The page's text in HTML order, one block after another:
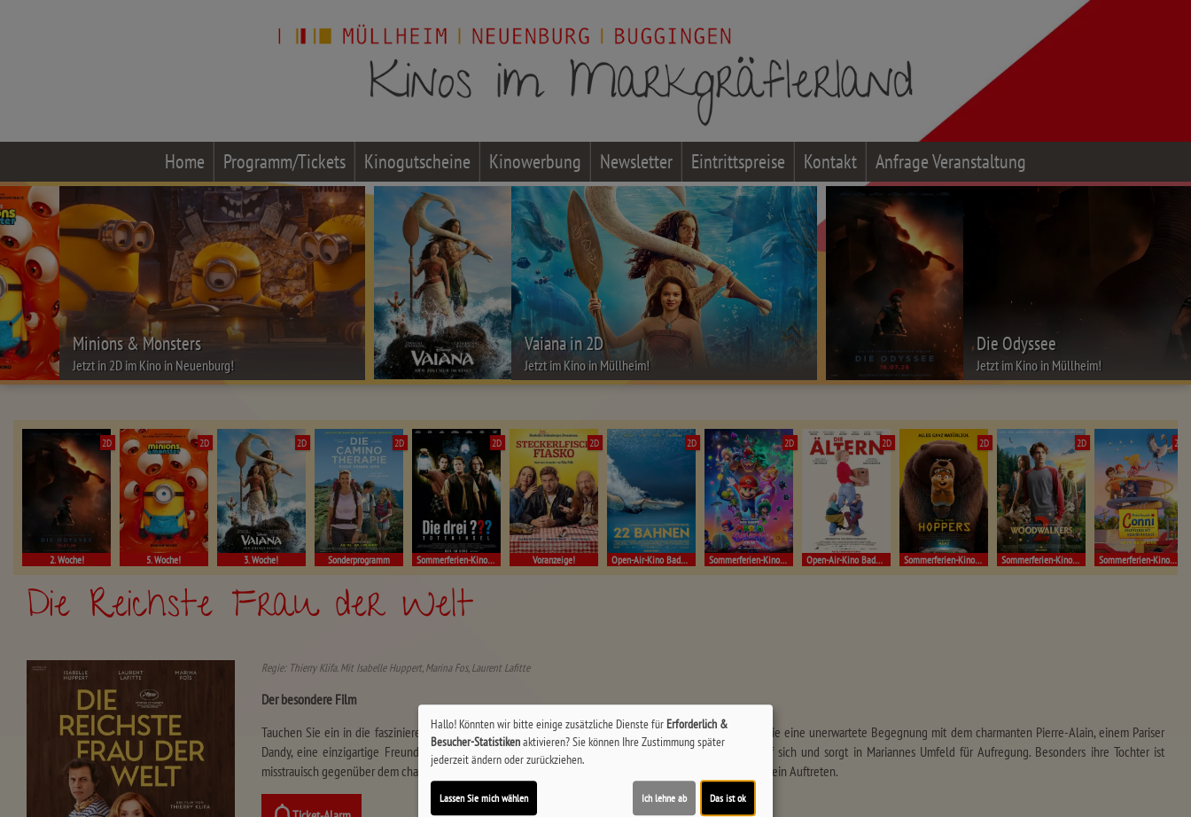
Home Programm/Tickets Kinogutscheine Kinowerbung Newsletter Eintrittspreise Kontakt Anfrage Veranstaltung
Minions & Monsters
Jetzt in 2D im Kino in Neuenburg!
Vaiana in 2D
Jetzt im Kino in Müllheim!
Die Odyssee
Jetzt im Kino in Müllheim!
2D
2. Woche!
2D
5. Woche!
2D
3. Woche!
2D
Sonderprogramm
2D
Sommerferien-Kino Müllheim
2D
Voranzeige!
2D
Open-Air-Kino Badenweiler!
2D
Sommerferien-Kino Müllheim
2D
Open-Air-Kino Badenweiler!
2D
Sommerferien-Kino Müllheim
2D
Sommerferien-Kino Müllheim
2D
Sommerferien-Kino Müllheim
Die Reichste Frau der Welt
Regie: Thierry Klifa. Mit Isabelle Huppert, Marina Fos, Laurent Lafitte
Der besondere Film
Tauchen Sie ein in die faszinierende Welt von Marianne, der reichsten Frau der Welt, und erleben Sie, wie eine unerwartete Begegnung mit dem charmanten Pierre-Alain, einem Pariser
Dandy, eine einzigartige Freundschaft entfacht. Diese Verbindung zieht Bewunderung und Irritation auf sich und sorgt in Mariannes Umfeld für Aufregung. Besonders ihre Tochter ist
misstrauisch gegenüber dem charismatischen Begleiter, dessen Leidenschaft für Geld ebenso groß ist wie sein Auftreten.
Hallo! Könnten wir bitte einige zusätzliche Dienste für Erforderlich &
Besucher-Statistikenaktivieren? Sie können Ihre Zustimmung später
jederzeit ändern oder zurückziehen.
Lassen Sie mich wählen Ich lehne ab Das ist ok